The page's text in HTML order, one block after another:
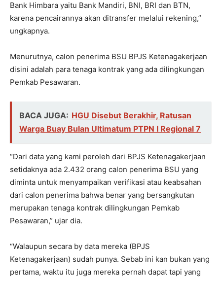
Bank Himbara yaitu Bank Mandiri, BNI, BRI dan BTN,
karena pencairannya akan ditransfer melalui rekening,”
ungkapnya.
Menurutnya, calon penerima BSU BPJS Ketenagakerjaan
disini adalah para tenaga kontrak yang ada dilingkungan
Pemkab Pesawaran.
BACA JUGA: HGU Disebut Berakhir, Ratusan
Warga Buay Bulan Ultimatum PTPN I Regional 7
“Dari data yang kami peroleh dari BPJS Ketenagakerjaan
setidaknya ada 2.432 orang calon penerima BSU yang
diminta untuk menyampaikan verifikasi atau keabsahan
dari calon penerima bahwa benar yang bersangkutan
merupakan tenaga kontrak dilingkungan Pemkab
Pesawaran,” ujar dia.
“Walaupun secara by data mereka (BPJS
Ketenagakerjaan) sudah punya. Sebab ini kan bukan yang
pertama, waktu itu juga mereka pernah dapat tapi yang